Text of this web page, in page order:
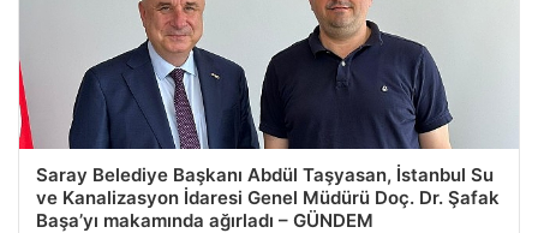
Saray Belediye Başkanı Abdül Taşyasan, İstanbul Su
ve Kanalizasyon İdaresi Genel Müdürü Doç. Dr. Şafak
Başa’yı makamında ağırladı – GÜNDEM